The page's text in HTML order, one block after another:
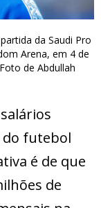
da Saudi Pro
Arena, em 4 de
de Abdullah
do futebol
é de que
de